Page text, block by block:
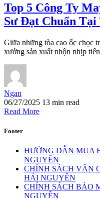
Top 5 Công Ty
Sư Đạt Chuẩn
Giữa những tòa cao ốc chọc
xưởng sản xuất nhộn nhịp
Ngan
06/27/2025 13 min read
Read More
Footer
HƯỚNG DẪN MUA
NGUYÊN
CHÍNH SÁCH VẬN
HẢI NGUYÊN
CHÍNH SÁCH BẢO
NGUYÊN